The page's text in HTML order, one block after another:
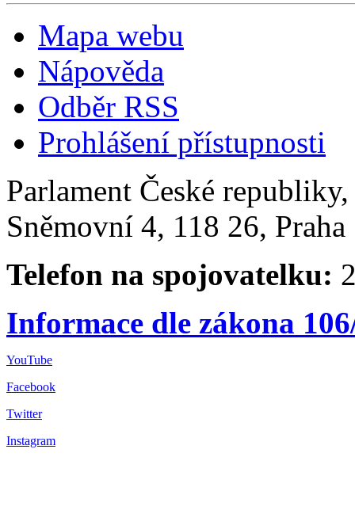
Mapa webu
Nápověda
Odběr RSS
Prohlášení přístupnosti
Parlament České
Sněmovní 4, 118 26,
Telefon na spojovatelku:
Informace dle zákona
YouTube
Facebook
Twitter
Instagram